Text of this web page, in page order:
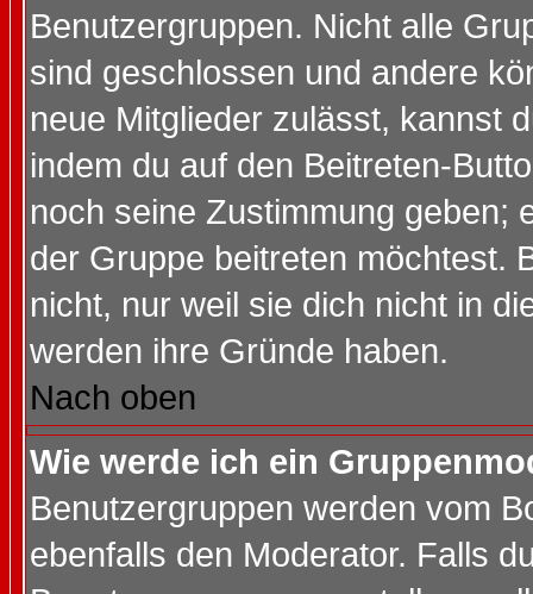
Benutzergruppen. Nicht alle
sind geschlossen und andere
neue Mitglieder zulässt, kannst
indem du auf den Beitreten-
noch seine Zustimmung geben;
der Gruppe beitreten möchtest.
nicht, nur weil sie dich nicht in
werden ihre Gründe haben.
Nach oben
Wie werde ich ein
Benutzergruppen werden vom
ebenfalls den Moderator. Falls